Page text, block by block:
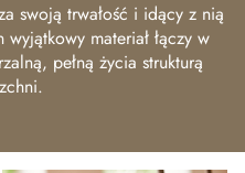
swoją trwałość i idący z nią
wyjątkowy materiał łączy w
pełną życia strukturą